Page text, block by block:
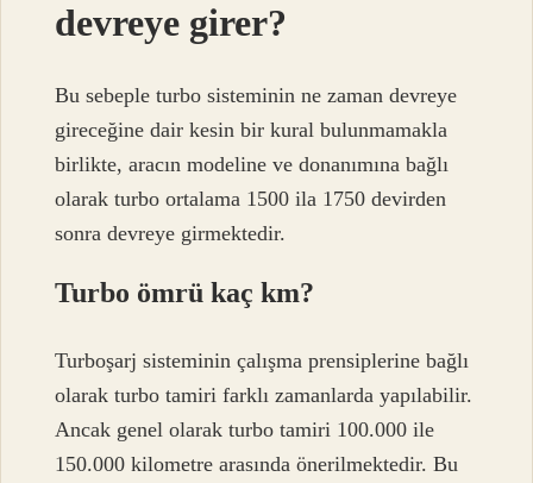
devreye girer?
Bu sebeple turbo sisteminin ne zaman devreye
gireceğine dair kesin bir kural bulunmamakla
birlikte, aracın modeline ve donanımına bağlı
olarak turbo ortalama 1500 ila 1750 devirden
sonra devreye girmektedir.
Turbo ömrü kaç km?
Turboşarj sisteminin çalışma prensiplerine bağlı
olarak turbo tamiri farklı zamanlarda yapılabilir.
Ancak genel olarak turbo tamiri 100.000 ile
150.000 kilometre arasında önerilmektedir. Bu